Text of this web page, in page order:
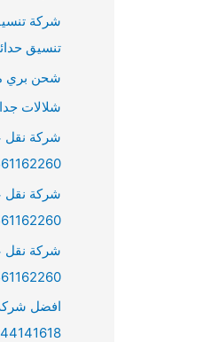
تنسيق
شحن بري من
شلالات جداريه
شركة نقل
شركة نقل
شركة نقل
افضل